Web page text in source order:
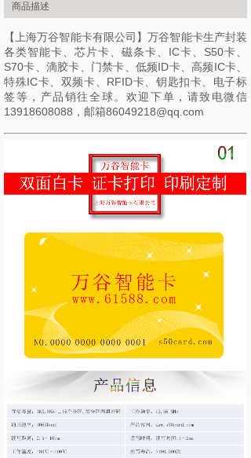
商品描述
【上海万谷智能卡有限公司】万谷智能卡生产封装
各类智能卡、芯片卡、磁条卡、IC卡、S50卡、
S70卡、滴胶卡、门禁卡、低频ID卡、高频IC卡、
特殊IC卡、双频卡、RFID卡、钥匙扣卡、电子标
签等，产品销往全球。欢迎下单，请致电微信
13918608088，邮箱86049218@qq.com